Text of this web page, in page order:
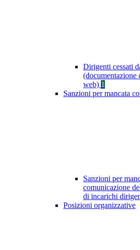
Dirigenti cessati
(documentazione
web) 1
Sanzioni per mancata
Sanzioni per
comunicazione
di incarichi
Posizioni organizzative